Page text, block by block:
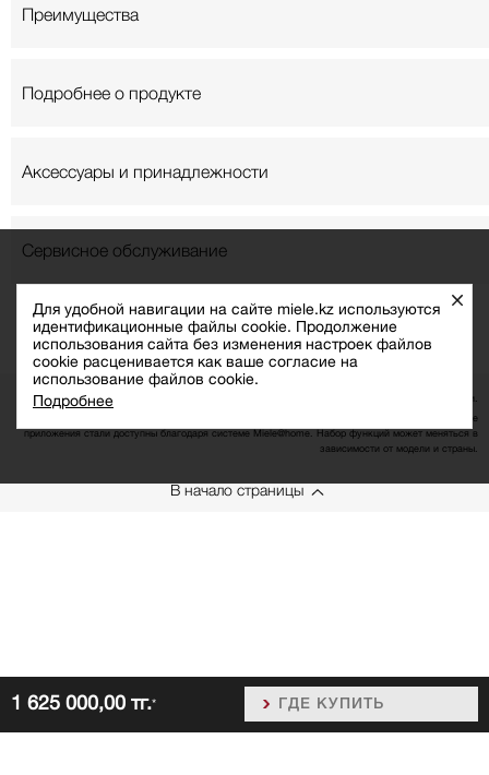
Для удобной навигации на сайте miele.kz используются
идентификационные файлы cookie. Продолжение
использования сайта без изменения настроек файлов
cookie расценивается как ваше согласие на
использование файлов cookie.
Подробнее
Преимущества
Подробнее о продукте
Аксессуары и принадлежности
Сервисное обслуживание
1 625 000,00 тг.* ГДЕ КУПИТЬ
Возможны изменения технических характеристик по сравнению с указанными.
1 Дополнительное цифровое решение компании Miele & Cie. KG. Все интеллектуальные
приложения стали доступны благодаря системе Miele@home. Набор функций может меняться в
зависимости от модели и страны.
В начало страницы